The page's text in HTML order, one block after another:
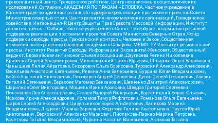
правозащитный центр, Гражданское действие, Центр независимых социологических
исследований, Сутяжник, АКАДЕМИЯ ПО ПРАВАМ ЧЕЛОВЕКА, Частное учреждение в
Калининграде по административной поддержке реализации программ и проектов Совета
Министров северных стран, Центр развития некоммерческих организаций, Гражданское
содействие, Интернешнл-Р, Центр Защиты Прав Средств Массовой Информации, Институт
развития прессы - Сибирь, Частное учреждение в Санкт-Петербурге по административной
поддержке реализации программ и проектов Совета Министров Северных Стран, Фонд
поддержки свободы прессы, Гражданский контроль, Человек и Закон, Общественная
комиссия по сохранению наследия академика Сахарова, МЕМО. РУ, Институт региональной
прессы, Институт Развития Свободы Информации, Экозащита!-Женсовет, Общественный
вердикт, Евразийская антимонопольная ассоциация, Дзугкоева Регина Николаевна,
Кривенко Сергей Владимирович, Милославский Павел Юрьевич, Шнырова Ольга Вадимовна,
Чанышева Лилия Айратовна, Сидорович Ольга Борисовна, Туровский Александр Алексеевич,
Васильева Анастасия Евгеньевна, Ривина Анна Валерьевна, Бурдина Юлия Владимировна,
Бойко Анатолий Николаевич, Пивоваров Андрей Сергеевич, Дугин Сергей Георгиевич, Аверин
Виталий Евгеньевич, Барахоев Магомед Бекханович, Шевченко Дмитрий Александрович,
Шарипков Олег Викторович, Мошель Ирина Ароновна, Шведов Григорий Сергеевич,
Пономарев Лев Александрович, Созаев Валерий Валерьевич, Каргалицкий Борис Юльевич,
Исакова Ирина Александровна, Исламов Тимур Рифгатович, Романова Ольга Евгеньевна,
Щаров Сергей Алексадрович, Цирульников Борис Альбертович, Халидова Марина
Владимировна, Людевиг Марина Зариевна, Федотова Галина Анатольевна, Паутов Юрий
Анатольевич, Верховский Александр Маркович, Пислакова-Паркер Марина Петровна,
Кочеткова Татьяна Владимировна, Чуркина Наталья Валерьевна, Акимова Татьяна